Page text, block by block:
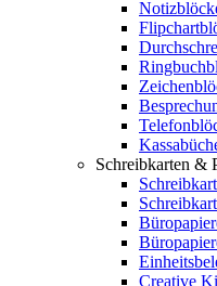
Schreibkarten &
Creative